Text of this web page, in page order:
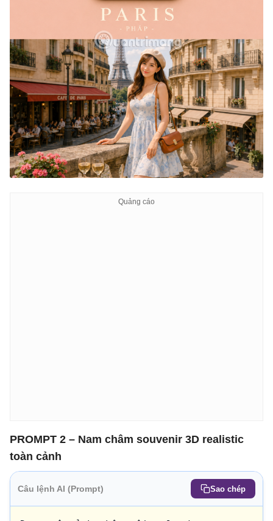
PROMPT 2 – Nam châm souvenir 3D realistic
toàn cảnh
Câu lệnh AI (Prompt) Sao chép